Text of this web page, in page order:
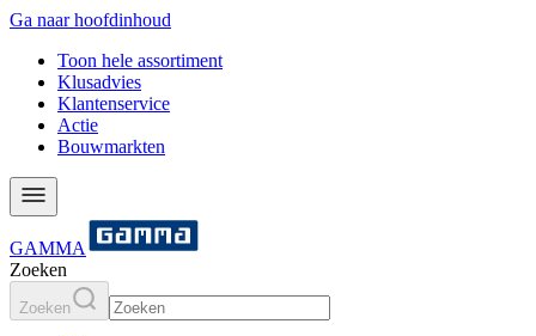
Ga naar hoofdinhoud
Toon hele assortiment
Klusadvies
Klantenservice
Actie
Bouwmarkten
GAMMA
Zoeken
Zoeken